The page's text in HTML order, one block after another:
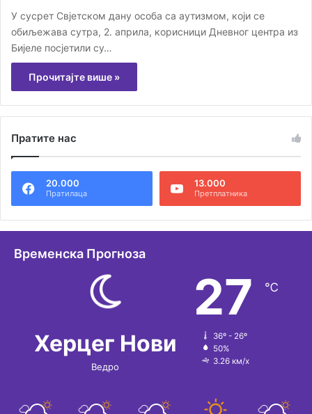
У сусрет Свјетском дану особа са аутизмом, који се
обиљежава сутра, 2. априла, корисници Дневног центра из
Бијеле посјетили су…
Прочитајте више »
Пратите нас
20.000
Пратилаца
13.000
Претплатника
Временска Прогноза
Херцег Нови
Ведро
27 ℃
36º - 26º
50%
3.26 км/х